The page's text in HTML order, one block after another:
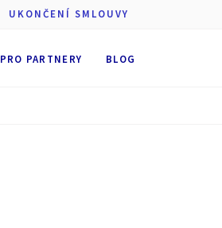
PRO PARTNERY BLOG
UKONČENÍ SMLOUVY